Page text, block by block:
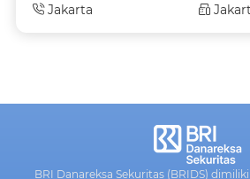
Jakarta
BRI Danareksa Sekuritas (BRIDS)